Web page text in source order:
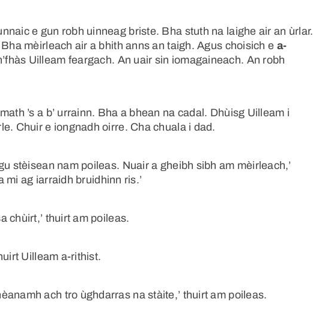
e gun robh uinneag briste. Bha stuth na laighe air an ùrlar.
mèirleach air a bhith anns an taigh. Agus choisich e a-
Uilleam feargach. An uair sin iomagaineach. An robh
’s a b’ urrainn. Bha a bhean na cadal. Dhùisg Uilleam i
Chuir e iongnadh oirre. Cha chuala i dad.
stèisean nam poileas. Nuair a gheibh sibh am mèirleach,’
ag iarraidh bruidhinn ris.’
chùirt,’ thuirt am poileas.
Uilleam a-rithist.
ach tro ùghdarras na stàite,’ thuirt am poileas.